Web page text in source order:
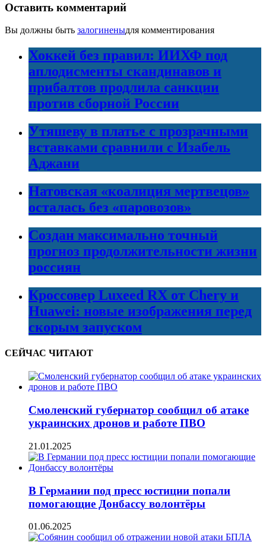
Оставить комментарий
Вы должны быть залогиненыдля комментирования
Хоккей без правил: ИИХФ под
аплодисменты скандинавов и
прибалтов продлила санкции
против сборной России
Утяшеву в платье с прозрачными
вставками сравнили с Изабель
Аджани
Натовская «коалиция мертвецов»
осталась без «паровозов»
Создан максимально точный
прогноз продолжительности жизни
россиян
Кроссовер Luxeed RX от Chery и
Huawei: новые изображения перед
скорым запуском
СЕЙЧАС ЧИТАЮТ
Смоленский губернатор сообщил об атаке
украинских дронов и работе ПВО
21.01.2025
В Германии под пресс юстиции попали
помогающие Донбассу волонтёры
01.06.2025